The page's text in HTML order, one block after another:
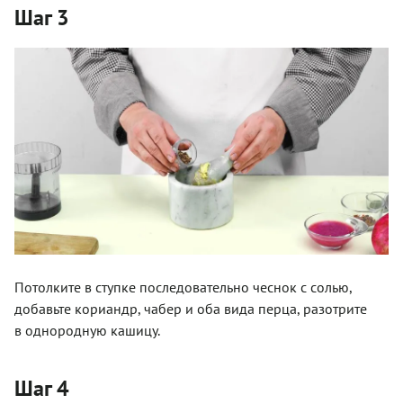
Шаг 3
Потолките в ступке последовательно чеснок с солью,
добавьте кориандр, чабер и оба вида перца, разотрите
в однородную кашицу.
Шаг 4